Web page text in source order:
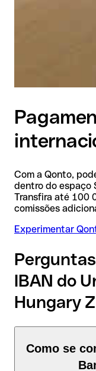
Com a Qonto,
dentro do espaço
Transfira até 100
comissões
Experimentar
IBAN do
Hungary
Como se